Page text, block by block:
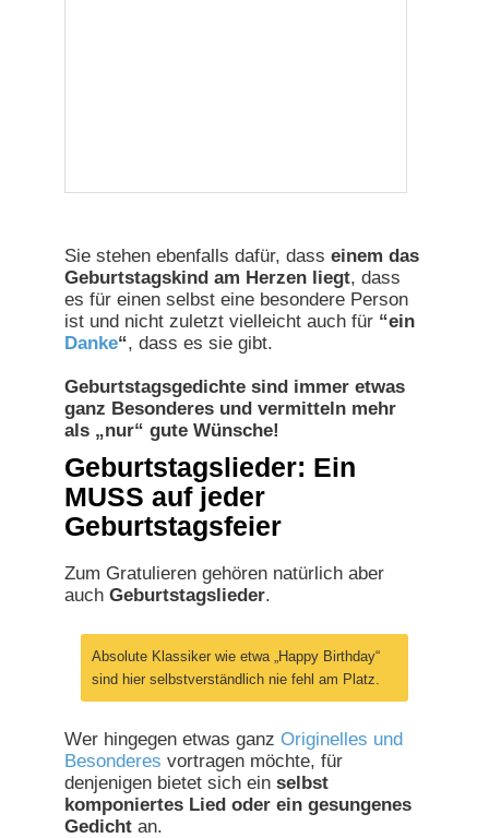
Sie stehen ebenfalls dafür, dasseinem das
Geburtstagskind am Herzen liegt, dass
es für einen selbst eine besondere Person
ist und nicht zuletzt vielleicht auch für “ein
Danke“, dass es sie gibt.
Geburtstagsgedichte sind immer etwas
ganz Besonderes und vermitteln mehr
als „nur“ gute Wünsche!
Geburtstagslieder: Ein
MUSS auf jeder
Geburtstagsfeier
Zum Gratulieren gehören natürlich aber
auchGeburtstagslieder.
Absolute Klassiker wie etwa „Happy Birthday“
sind hier selbstverständlich nie fehl am Platz.
Wer hingegen etwas ganzOriginelles und
Besonderes vortragen möchte, für
denjenigen bietet sich einselbst
komponiertes Lied oder ein gesungenes
Gedicht an.